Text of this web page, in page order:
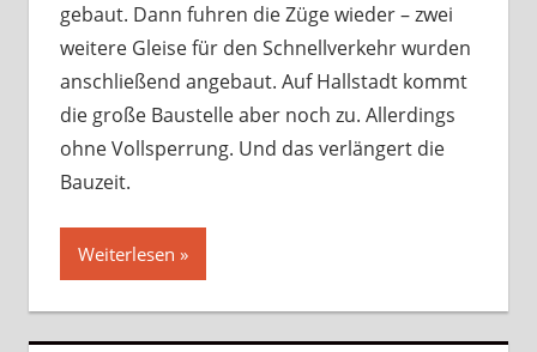
gebaut. Dann fuhren die Züge wieder – zwei
weitere Gleise für den Schnellverkehr wurden
anschließend angebaut. Auf Hallstadt kommt
die große Baustelle aber noch zu. Allerdings
ohne Vollsperrung. Und das verlängert die
Bauzeit.
Weiterlesen